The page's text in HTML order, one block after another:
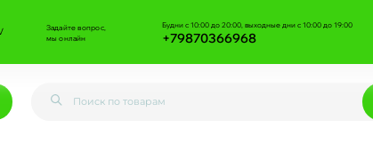
Задайте вопрос,
мы онлайн
Будни с 10:00 до 20:00, выходные дни с 10:00 до 19:00
+79870366968